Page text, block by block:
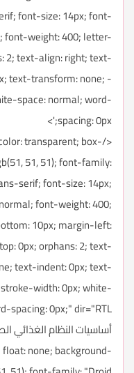
font-size: 14px; font-
font-weight: 400; letter-
2; text-align: right; text-
text-transform: none; -
space: normal; word-
spacing: 0px;'>
transparent; box-
51, 51); font-family:
serif; font-size: 14px;
font-weight: 400;
10px; margin-left:
0px; orphans: 2; text-
text-indent: 0px; text-
width: 0px; white-
none; background-